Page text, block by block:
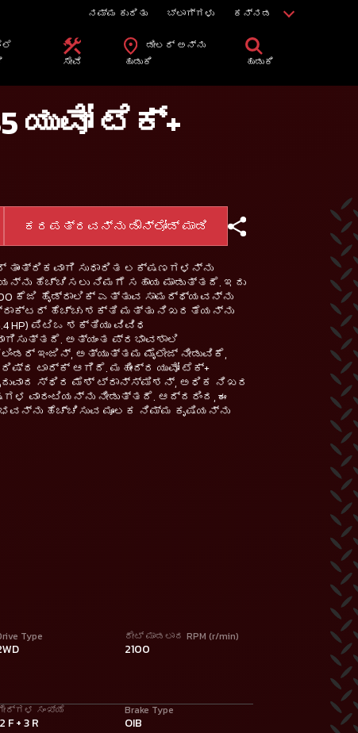
ನಮ್ಮ ಕುರಿತು ಬ್ಲಾಗ್ಗಳು ಕನ್ನಡ
ಸೇವೆ
ಡೀಲರ್ ಅನ್ನು
ಹುಡುಕಿ
ಹುಡುಕಿ
ಯುವೋ ಟೆಕ್+
ಕರಪತ್ರವನ್ನು ಡೌನ್‌ಲೋಡ್ ಮಾಡಿ
ತಾಂತ್ರಿಕವಾಗಿ ಸುಧಾರಿತ ಲಕ್ಷಣಗಳನ್ನು
ಹೆಚ್ಚಿಸಲು ನಿಮಗೆ ಸಹಾಯ ಮಾಡುತ್ತದೆ. ಇದು
2000 ಕೆಜಿ ಹೈಡ್ರಾಲಿಕ್ ಎತ್ತುವ ಸಾಮರ್ಥ್ಯವನ್ನು
ಟ್ರಾಕ್ಟರ್ ಹೆಚ್ಚು ಶಕ್ತಿ ಮತ್ತು ನಿಖರತೆಯನ್ನು
HP) ಪಿಟಿಒ ಶಕ್ತಿಯು ವಿವಿಧ
ಅತ್ಯಂತ ಪ್ರಭಾವಶಾಲಿ
ಇಂಜಿನ್, ಅತ್ಯುತ್ತಮ ಮೈಲೇಜ್ ನೀಡುವಿಕೆ,
ಟಾರ್ಕ್ ಆಗಿದೆ. ಮಹೀಂದ್ರ ಯುವೋ ಟೆಕ್+
ಸ್ಥಿರ ಮೆಶ್ ಟ್ರಾನ್ಸ್‌ಮಿಶನ್, ಅಧಿಕ ನಿಖರ
ವಾರಂಟಿಯನ್ನು ನೀಡುತ್ತದೆ. ಆದ್ದರಿಂದ, ಈ
ಹೆಚ್ಚಿಸುವ ಮೂಲಕ ನಿಮ್ಮ ಕೃಷಿಯನ್ನು
Type ರೇಟ್ ಮಾಡಲಾದ RPM (r/min)
2100
ಸಂಖ್ಯೆ
F + 3 R
Brake Type
OIB